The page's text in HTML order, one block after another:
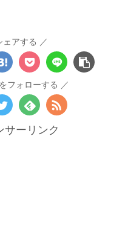
ェアする
フォローする
サーリンク